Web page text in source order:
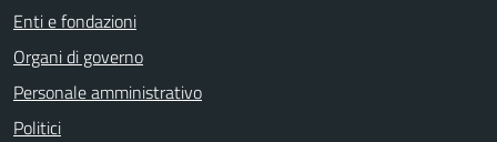
Enti e fondazioni
Organi di governo
Personale amministrativo
Politici